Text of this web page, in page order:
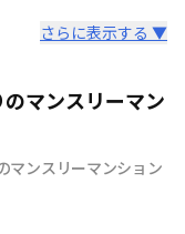
年以上の歴史を誇
があります。
さらに表示する ▼
マンスリーマン
マンスリーマンション